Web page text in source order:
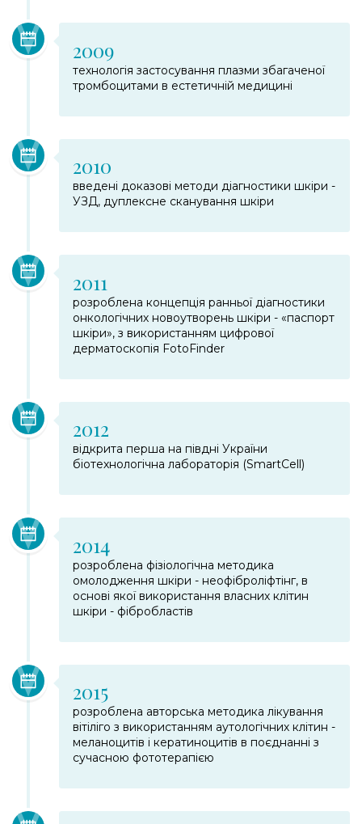
технологія застосування плазми збагаченої
тромбоцитами в естетичній медицині
2009
введені доказові методи діагностики шкіри -
УЗД, дуплексне сканування шкіри
2010
розроблена концепція ранньої діагностики
онкологічних новоутворень шкіри - «паспорт
шкіри», з використанням цифрової
дерматоскопія FotoFinder
2011
відкрита перша на півдні України
біотехнологічна лабораторія (SmartCell)
2012
розроблена фізіологічна методика
омолодження шкіри - неофіброліфтінг, в
основі якої використання власних клітин
шкіри - фібробластів
2014
розроблена авторська методика лікування
вітіліго з використанням аутологічних клітин -
меланоцитів і кератиноцитів в поєднанні з
сучасною фототерапією
2015